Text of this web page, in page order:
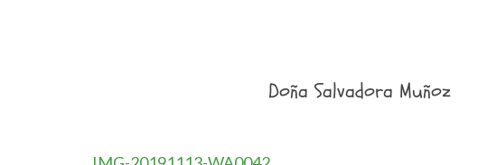
Doña Salvadora Muñoz